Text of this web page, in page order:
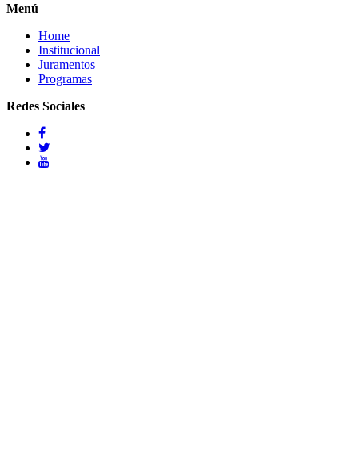
Menú
Home
Institucional
Juramentos
Programas
Redes Sociales